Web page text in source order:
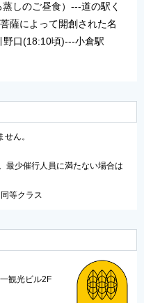
しのご昼食）---道の駅く
薩によって開創された名
口(18:10頃)---小倉駅
ん。
最少催行人員に満たない場合は
等クラス
観光ビル2F